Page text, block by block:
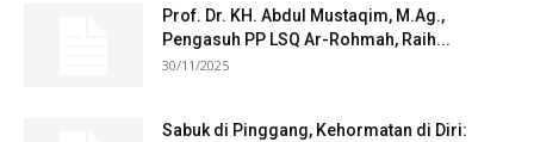
Prof. Dr. KH. Abdul Mustaqim, M.Ag.,
Pengasuh PP LSQ Ar-Rohmah, Raih...
30/11/2025
Sabuk di Pinggang, Kehormatan di Diri: